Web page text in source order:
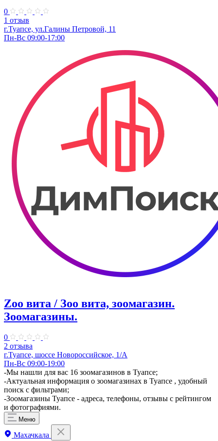
0
1 отзыв
г.Туапсе, ул.Галины Петровой, 11
Пн-Вс 09:00-17:00
Zoo вита / Зоо вита, зоомагазин.
Зоомагазины.
0
2 отзыва
г.Туапсе, шоссе Новороссийское, 1/А
Пн-Вс 09:00-19:00
-Мы нашли для вас 16 зоомагазинов в Туапсе;
-Актуальная информация о зоомагазинах в Туапсе , удобный
поиск с фильтрами;
-Зоомагазины Туапсе - адреса, телефоны, отзывы с рейтингом
и фотографиями.
Меню
Махачкала